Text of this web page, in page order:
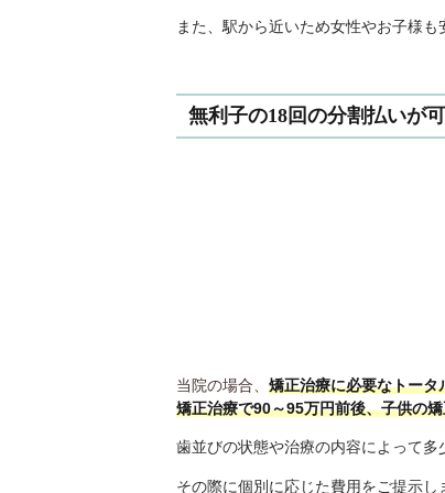
また、駅から近いため女性やお子様も
無利子の18回の分割払いが
当院の場合、 矯正治療に必要なトー
矯正治療で90～95万円前後、子供の
歯並びの状態や治療の内容によって多
その際に個別に応じた費用をご提示し